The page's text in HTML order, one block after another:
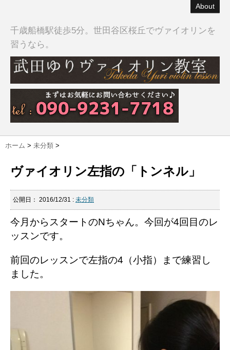
About
千歳船橋駅徒歩5分。世田谷区桜丘でヴァイオリンを
習うなら。
ホーム > 未分類 >
ヴァイオリン左指の「トンネル」
公開日： 2016/12/31 : 未分類
今月からスタートのNちゃん。今回が4回目のレ
ッスンです。
前回のレッスンで左指の4（小指）まで練習し
ました。